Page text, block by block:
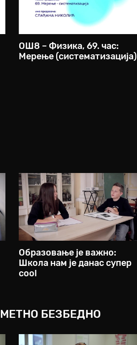
ОШ8 – Физика, 69. час:
Мерење (систематизација)
Образовање је важно:
Школа нам је данас супер
cool
БЕЗБЕДНО